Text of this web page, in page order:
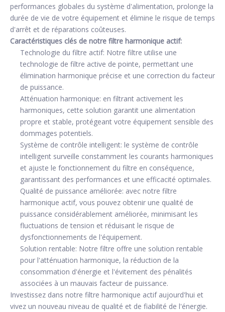
performances globales du système d'alimentation, prolonge la
durée de vie de votre équipement et élimine le risque de temps
d'arrêt et de réparations coûteuses.
Caractéristiques clés de notre filtre harmonique actif:
Technologie du filtre actif: Notre filtre utilise une
technologie de filtre active de pointe, permettant une
élimination harmonique précise et une correction du facteur
de puissance.
Atténuation harmonique: en filtrant activement les
harmoniques, cette solution garantit une alimentation
propre et stable, protégeant votre équipement sensible des
dommages potentiels.
Système de contrôle intelligent: le système de contrôle
intelligent surveille constamment les courants harmoniques
et ajuste le fonctionnement du filtre en conséquence,
garantissant des performances et une efficacité optimales.
Qualité de puissance améliorée: avec notre filtre
harmonique actif, vous pouvez obtenir une qualité de
puissance considérablement améliorée, minimisant les
fluctuations de tension et réduisant le risque de
dysfonctionnements de l'équipement.
Solution rentable: Notre filtre offre une solution rentable
pour l'atténuation harmonique, la réduction de la
consommation d'énergie et l'évitement des pénalités
associées à un mauvais facteur de puissance.
Investissez dans notre filtre harmonique actif aujourd'hui et
vivez un nouveau niveau de qualité et de fiabilité de l'énergie.